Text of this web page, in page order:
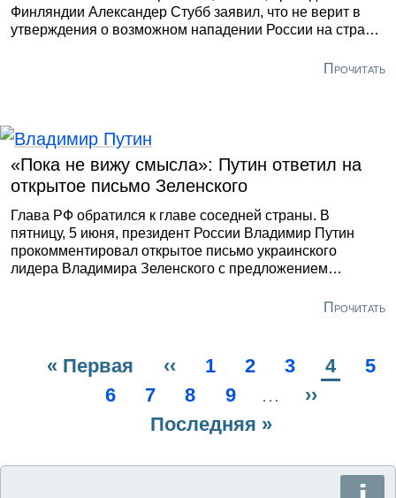
Финляндии Александер Стубб заявил, что не верит в
утверждения о возможном нападении России на страны
Прочитать
«Пока не вижу смысла»: Путин ответил на
открытое письмо Зеленского
Глава РФ обратился к главе соседней страны. В
пятницу, 5 июня, президент России Владимир Путин
прокомментировал открытое письмо украинского
лидера Владимира Зеленского с предложением
личной встрече с ним.
Прочитать
Первая
страница
« Первая
Предыдущая
страница
‹‹ Page
1 Page
2 Page
3 4
5
Page
6 Page
7 Page
8 Page
9 …
››
Последняя
Последняя »